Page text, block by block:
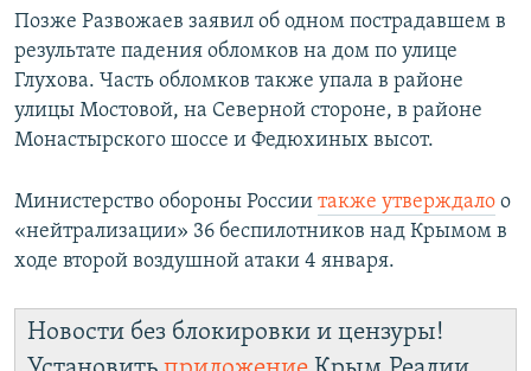
Позже Развожаев заявил об одном пострадавшем в
результате падения обломков на дом по улице
Глухова. Часть обломков также упала в районе
улицы Мостовой, на Северной стороне, в районе
Монастырского шоссе и Федюхиных высот.
Министерство обороны России также утверждало о
«нейтрализации» 36 беспилотников над Крымом в
ходе второй воздушной атаки 4 января.
Новости без блокировки и цензуры!